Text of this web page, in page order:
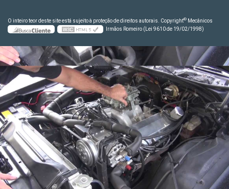
O inteiro teor deste site está sujeito à proteção de direitos autorais. Copyright© Mecânicos
Irmãos Romeiro (Lei 9610 de 19/02/1998)